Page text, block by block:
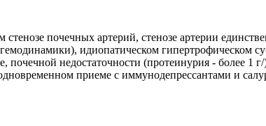
почечных артерий, стенозе артерии
идиопатическом гипертрофическом
недостаточности (протеинурия - более 1
приеме с иммунодепрессантами и